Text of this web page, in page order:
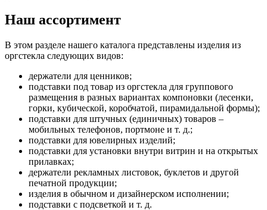
Наш ассортимент
В этом разделе нашего каталога представлены изделия из
оргстекла следующих видов:
держатели для ценников;
подставки под товар из оргстекла для группового
размещения в разных вариантах компоновки (лесенки,
горки, кубической, коробчатой, пирамидальной формы);
подставки для штучных (единичных) товаров –
мобильных телефонов, портмоне и т. д.;
подставки для ювелирных изделий;
подставки для установки внутри витрин и на открытых
прилавках;
держатели рекламных листовок, буклетов и другой
печатной продукции;
изделия в обычном и дизайнерском исполнении;
подставки с подсветкой и т. д.